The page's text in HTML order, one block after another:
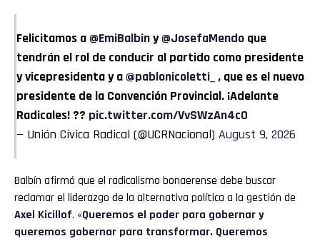
Felicitamos a@EmiBalbiny@JosefaMendo que
tendrán el rol de conducir al partido como presidente
y vicepresidenta y a@pablonicoletti_ , que es el nuevo
presidente de la Convención Provincial. ¡Adelante
Radicales! ?? pic.twitter.com/VvSWzAn4c0
— Unión Cívica Radical (@UCRNacional) August 9, 2026
Balbín afirmó que el radicalismo bonaerense debe buscar
reclamar el liderazgo de la alternativa política a la gestión de
Axel Kicillof. «Queremos el poder para gobernar y
queremos gobernar para transformar. Queremos